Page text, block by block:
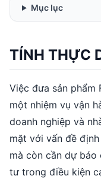
Mục lục
TÍNH THỰC
Việc đưa sản phẩm
một nhiệm vụ vận
doanh nghiệp và
mặt với vấn đề
mà còn cần dự báo
tư trong điều kiện